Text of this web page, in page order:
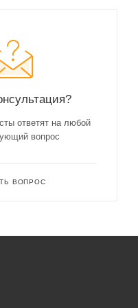
ответят на любой
вопрос
ВОПРОС